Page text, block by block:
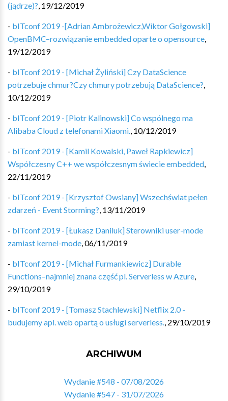
(jądrze)?, 19/12/2019
- bITconf 2019 -[Adrian Ambrożewicz,Wiktor Gołgowski]
OpenBMC–rozwiązanie embedded oparte o opensource,
19/12/2019
- bITconf 2019 - [Michał Żyliński] Czy DataScience
potrzebuje chmur?Czy chmury potrzebują DataScience?,
10/12/2019
- bITconf 2019 - [Piotr Kalinowski] Co wspólnego ma
Alibaba Cloud z telefonami Xiaomi., 10/12/2019
- bITconf 2019 - [Kamil Kowalski, Paweł Rapkiewicz]
Współczesny C++ we współczesnym świecie embedded,
22/11/2019
- bITconf 2019 - [Krzysztof Owsiany] Wszechświat pełen
zdarzeń - Event Storming?, 13/11/2019
- bITconf 2019 - [Łukasz Daniluk] Sterowniki user-mode
zamiast kernel-mode,06/11/2019
- bITconf 2019 - [Michał Furmankiewicz] Durable
Functions–najmniej znana część pl. Serverless w Azure,
29/10/2019
- bITconf 2019 - [Tomasz Stachlewski] Netflix 2.0 -
budujemy apl. web opartą o usługi serverless., 29/10/2019
ARCHIWUM
Wydanie #548 - 07/08/2026
Wydanie #547 - 31/07/2026